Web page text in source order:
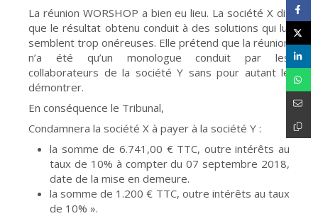
La réunion WORSHOP a bien eu lieu. La société X dit
que le résultat obtenu conduit à des solutions qui lui
semblent trop onéreuses. Elle prétend que la réunion
n’a été qu’un monologue conduit par les
collaborateurs de la société Y sans pour autant le
démontrer.
En conséquence le Tribunal,
Condamnera la société X à payer à la société Y :
la somme de 6.741,00 € TTC, outre intérêts au
taux de 10% à compter du 07 septembre 2018,
date de la mise en demeure.
la somme de 1.200 € TTC, outre intérêts au taux
de 10% ».